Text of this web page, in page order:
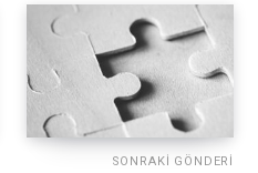
SONRAKI GÖNDERI